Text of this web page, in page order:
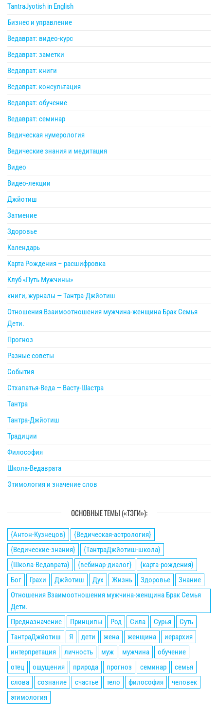
TantraJyotish in English
Бизнес и управление
Ведаврат: видео-курс
Ведаврат: заметки
Ведаврат: книги
Ведаврат: консультация
Ведаврат: обучение
Ведаврат: семинар
Ведическая нумерология
Ведические знания и медитация
Видео
Видео-лекции
Джйотиш
Затмение
Здоровье
Календарь
Карта Рождения – расшифровка
Клуб «Путь Мужчины»
книги, журналы — Тантра-Джйотиш
Отношения Взаимоотношения мужчина-женщина Брак Семья
Дети.
Прогноз
Разные советы
События
Стхапатья-Веда — Васту-Шастра
Тантра
Тантра-Джйотиш
Традиции
Философия
Школа-Ведаврата
Этимология и значение слов
ОСНОВНЫЕ ТЕМЫ («ТЭГИ»):
{Антон-Кузнецов}
{Ведическая-астрология}
{Ведические-знания}
{ТантраДжйотиш-школа}
{Школа-Ведаврата}
{вебинар-диалог}
{карта-рождения}
Бог
Грахи Джйотиш Дух Жизнь Здоровье
Знание
Отношения Взаимоотношения мужчина-женщина Брак Семья
Дети.
Предназначение
Принципы Род Сила Сурья
Суть
ТантраДжйотиш
Я дети жена женщина
иерархия
интерпретация
личность муж мужчина
обучение
отец
ощущения природа прогноз семинар
семья
слова
сознание счастье тело философия
человек
этимология